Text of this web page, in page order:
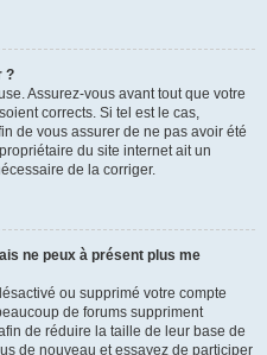
?
Assurez-vous avant tout que votre
corrects. Si tel est le cas,
de vous assurer de ne pas avoir été
du site internet ait un
de la corriger.
ne peux à présent plus me
ou supprimé votre compte
de forums suppriment
de réduire la taille de leur base de
de nouveau et essayez de participer